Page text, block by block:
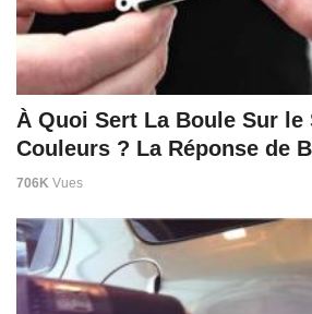
À Quoi Sert La Boule Sur le
Couleurs ? La Réponse de
706K Vues